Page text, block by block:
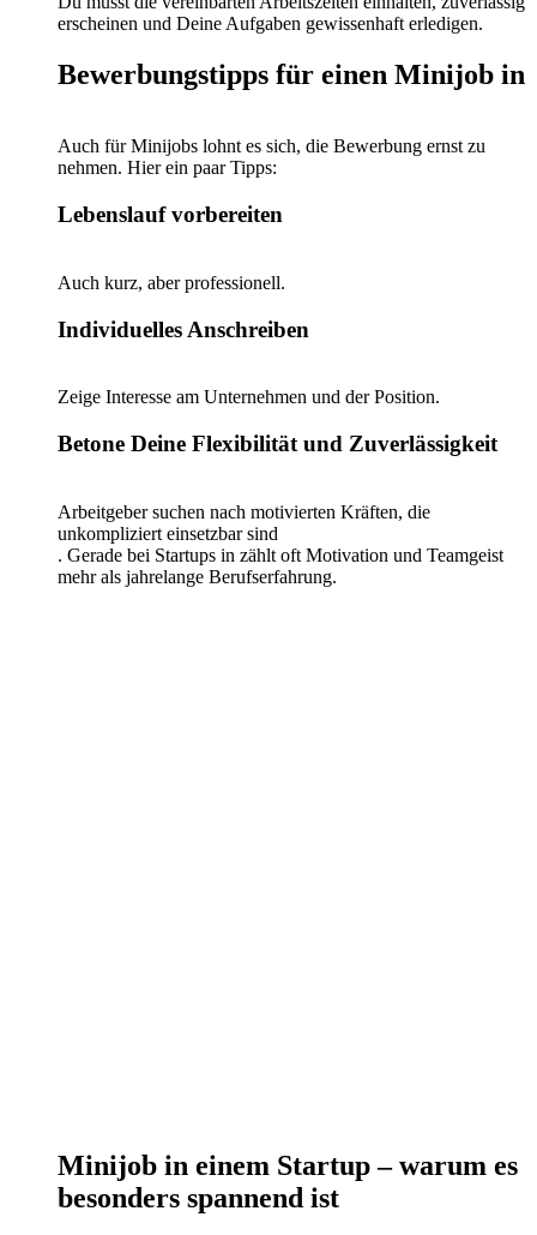
erscheinen und Deine Aufgaben gewissenhaft erledigen.
Bewerbungstipps für einen Minijob in
Auch für Minijobs lohnt es sich, die Bewerbung ernst zu
nehmen. Hier ein paar Tipps:
Lebenslauf vorbereiten
Auch kurz, aber professionell.
Individuelles Anschreiben
Zeige Interesse am Unternehmen und der Position.
Betone Deine Flexibilität und Zuverlässigkeit
Arbeitgeber suchen nach motivierten Kräften, die
unkompliziert einsetzbar sind
. Gerade bei Startups in zählt oft Motivation und Teamgeist
mehr als jahrelange Berufserfahrung.
Minijob in einem Startup – warum es
besonders spannend ist